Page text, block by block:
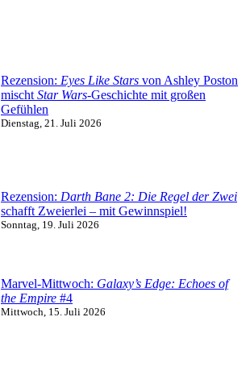
Rezension: Eyes Like Stars von Ashley Poston
mischt Star Wars-Geschichte mit großen
Gefühlen
Dienstag, 21. Juli 2026
Rezension: Darth Bane 2: Die Regel der Zwei
schafft Zweierlei – mit Gewinnspiel!
Sonntag, 19. Juli 2026
Marvel-Mittwoch: Galaxy’s Edge: Echoes of
the Empire #4
Mittwoch, 15. Juli 2026